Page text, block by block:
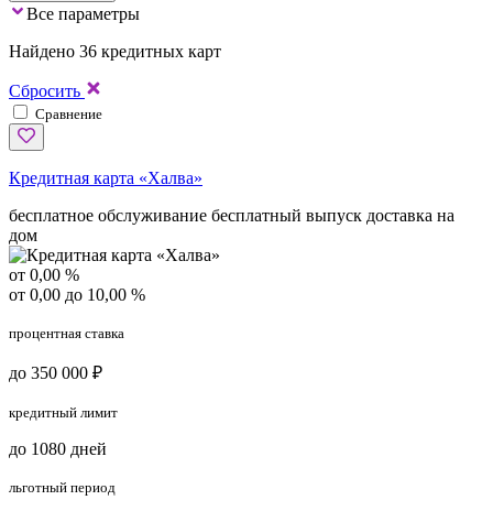
Все параметры
Найдено 36 кредитных карт
Сбросить
Сравнение
Кредитная карта «Халва»
бесплатное обслуживание бесплатный выпуск доставка на
дом
от 0,00 %
от 0,00 до 10,00 %
процентная ставка
до 350 000 ₽
кредитный лимит
до 1080 дней
льготный период